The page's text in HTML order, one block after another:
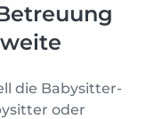
die Babysitter-
oder